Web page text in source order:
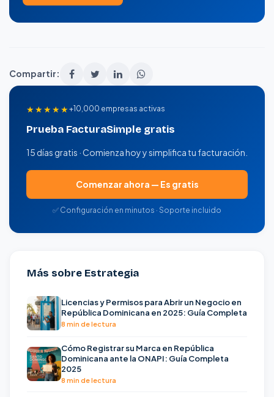
Compartir:
★★★★★+10,000 empresas activas
Prueba FacturaSimple gratis
15 días gratis · Comienza hoy y simplifica tu facturación.
Comenzar ahora — Es gratis
✅ Configuración en minutos · Soporte incluido
Más sobre Estrategia
Licencias y Permisos para Abrir un Negocio en
República Dominicana en 2025: Guía Completa
8 min de lectura
Cómo Registrar su Marca en República
Dominicana ante la ONAPI: Guía Completa
2025
8 min de lectura